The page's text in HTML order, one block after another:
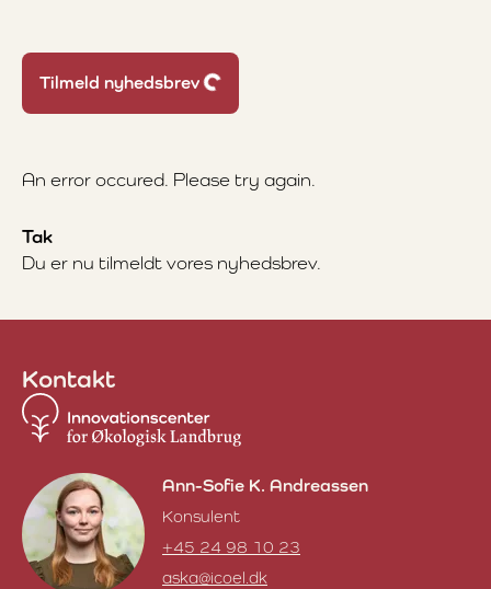
Tilmeld nyhedsbrevLoading...
An error occured. Please try again.
Tak
Du er nu tilmeldt vores nyhedsbrev.
Kontakt
Ann-Sofie K. Andreassen
Konsulent
+45 24 98 10 23
aska@icoel.dk